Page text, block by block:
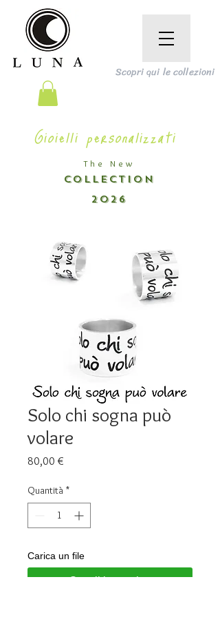
The New
COLLECTION
2026
Scopri qui le collezioni
Gioielli personalizzati
Solo chi sogna può
volare
80,00 €
Quantità *
Carica un file
Scegli immagine